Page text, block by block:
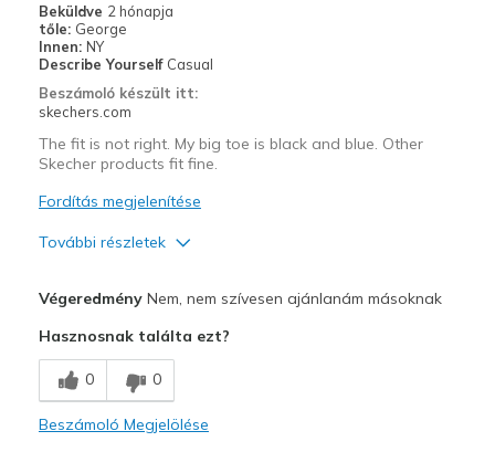
Width
Sizing
Feels half size too small
Beküldve 2 hónapja
tőle: George
Innen: NY
Describe Yourself Casual
Beszámoló készült itt:
skechers.com
The fit is not right. My big toe is black and blue. Other
Skecher products fit fine.
Fordítás megjelenítése
További részletek
VégeredményNem, nem szívesen ajánlanám másoknak
Hasznosnak találta ezt?
0 0
Beszámoló Megjelölése